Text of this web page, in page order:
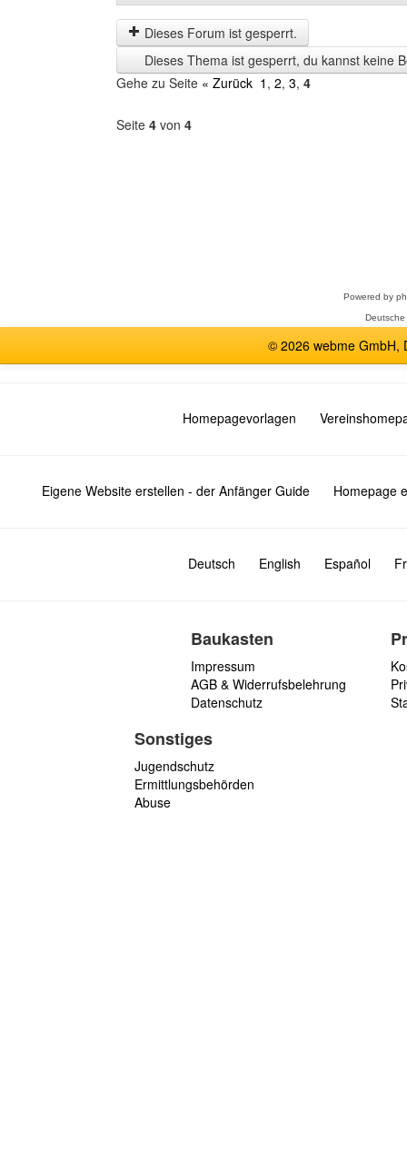
der
letzten
Zeit
anzeigen
by
Dieses Forum ist gesperrt.
Dieses Thema ist gesperrt, du kannst keine
Gehe zu Seite « Zurück 1 , 2, 3, 4
Seite 4 von 4
Powered by
© 2026 webme GmbH,
Homepagevorlagen
Eigene Website erstellen - der Anfänger Guide Homepage
Deutsch English Español
Baukasten
Impressum
AGB & Widerrufsbelehrung
Datenschutz
Sonstiges
Jugendschutz
Ermittlungsbehörden
Abuse